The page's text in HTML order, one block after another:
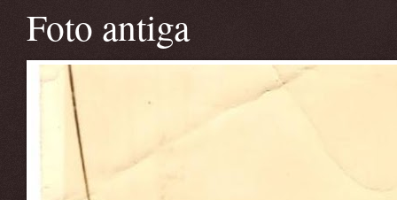
Foto antiga